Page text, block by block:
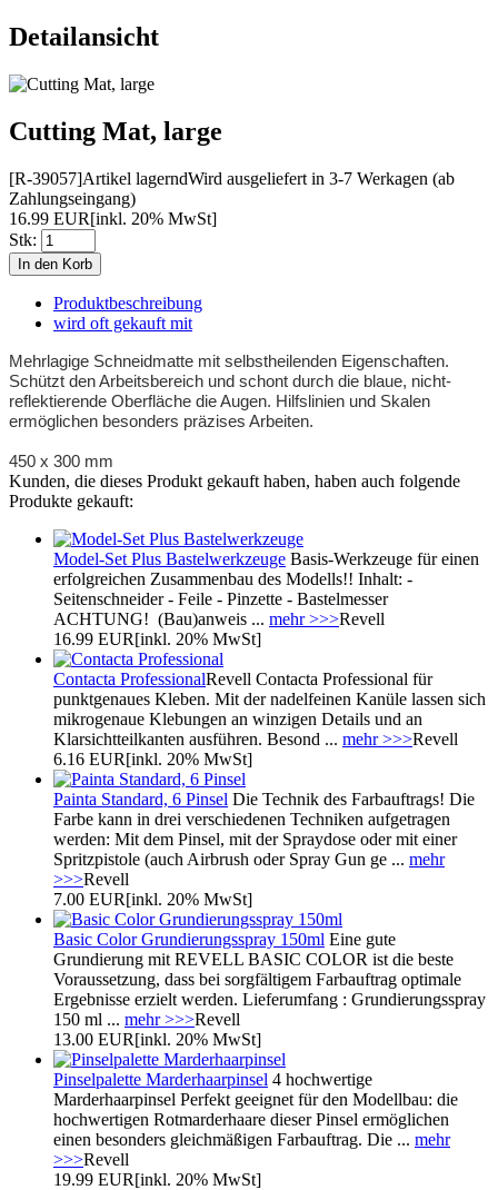
Detailansicht
Cutting Mat, large
[R-39057]Artikel lagerndWird ausgeliefert in 3-7 Werkagen (ab
Zahlungseingang)
16.99 EUR[inkl. 20% MwSt]
Stk:
Produktbeschreibung
wird oft gekauft mit
Mehrlagige Schneidmatte mit selbstheilenden Eigenschaften.
Schützt den Arbeitsbereich und schont durch die blaue, nicht-
reflektierende Oberfläche die Augen. Hilfslinien und Skalen
ermöglichen besonders präzises Arbeiten.
450 x 300 mm
Kunden, die dieses Produkt gekauft haben, haben auch folgende
Produkte gekauft:
Model-Set Plus Bastelwerkzeuge Basis-Werkzeuge für einen
erfolgreichen Zusammenbau des Modells!! Inhalt: -
Seitenschneider - Feile - Pinzette - Bastelmesser
ACHTUNG! (Bau)anweis ... mehr >>>Revell
16.99 EUR[inkl. 20% MwSt]
Contacta ProfessionalRevell Contacta Professional für
punktgenaues Kleben. Mit der nadelfeinen Kanüle lassen sich
mikrogenaue Klebungen an winzigen Details und an
Klarsichtteilkanten ausführen. Besond ... mehr >>>Revell
6.16 EUR[inkl. 20% MwSt]
Painta Standard, 6 Pinsel Die Technik des Farbauftrags! Die
Farbe kann in drei verschiedenen Techniken aufgetragen
werden: Mit dem Pinsel, mit der Spraydose oder mit einer
Spritzpistole (auch Airbrush oder Spray Gun ge ... mehr
>>>Revell
7.00 EUR[inkl. 20% MwSt]
Basic Color Grundierungsspray 150ml Eine gute
Grundierung mit REVELL BASIC COLOR ist die beste
Voraussetzung, dass bei sorgfältigem Farbauftrag optimale
Ergebnisse erzielt werden. Lieferumfang : Grundierungsspray
150 ml ... mehr >>>Revell
13.00 EUR[inkl. 20% MwSt]
Pinselpalette Marderhaarpinsel 4 hochwertige
Marderhaarpinsel Perfekt geeignet für den Modellbau: die
hochwertigen Rotmarderhaare dieser Pinsel ermöglichen
einen besonders gleichmäßigen Farbauftrag. Die ... mehr
>>>Revell
19.99 EUR[inkl. 20% MwSt]